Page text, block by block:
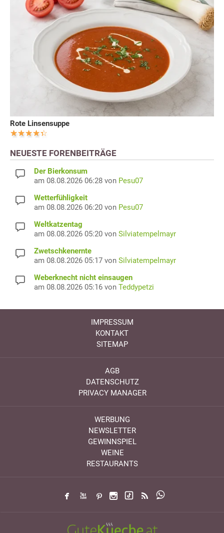
Rote Linsensuppe
NEUESTE FORENBEITRÄGE
Der Bierkonsum
am 08.08.2026 06:28 von Pesu07
Wetterfühligkeit
am 08.08.2026 06:20 von Pesu07
Weltkatzentag
am 08.08.2026 05:20 von Silviatempelmayr
Zwetschkenernte
am 08.08.2026 05:17 von Silviatempelmayr
Weberknecht nicht einsaugen
am 08.08.2026 05:16 von Teddypetzi
IMPRESSUM
KONTAKT
SITEMAP
AGB
DATENSCHUTZ
PRIVACY MANAGER
WERBUNG
NEWSLETTER
GEWINNSPIEL
WEINE
RESTAURANTS